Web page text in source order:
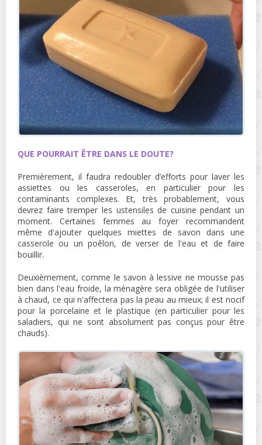
QUE POURRAIT ÊTRE DANS LE DOUTE?
Premièrement, il faudra redoubler d’efforts pour laver les
assiettes ou les casseroles, en particulier pour les
contaminants complexes. Et, très probablement, vous
devrez faire tremper les ustensiles de cuisine pendant un
moment. Certaines femmes au foyer recommandent
même d'ajouter quelques miettes de savon dans une
casserole ou un poêlon, de verser de l'eau et de faire
bouillir.
Deuxièmement, comme le savon à lessive ne mousse pas
bien dans l'eau froide, la ménagère sera obligée de l'utiliser
à chaud, ce qui n'affectera pas la peau au mieux; il est nocif
pour la porcelaine et le plastique (en particulier pour les
saladiers, qui ne sont absolument pas conçus pour être
chauds).